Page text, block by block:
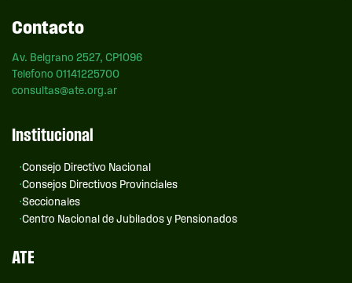
Contacto
Av. Belgrano 2527, CP1096
Telefono 01141225700
consultas@ate.org.ar
Institucional
Consejo Directivo Nacional
Consejos Directivos Provinciales
Seccionales
Centro Nacional de Jubilados y Pensionados
ATE